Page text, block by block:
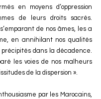
en moyens d’oppression
de leurs droits sacrés.
de nos âmes, les a
en annihilant nos qualités
dans la décadence.
les voies de nos malheurs
de la dispersion ».
par les Marocains,